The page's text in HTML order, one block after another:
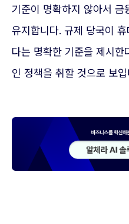
기준이 명확하지 않아서 금
유지합니다. 규제 당국이
다는 명확한 기준을 제시한
인 정책을 취할 것으로 보입